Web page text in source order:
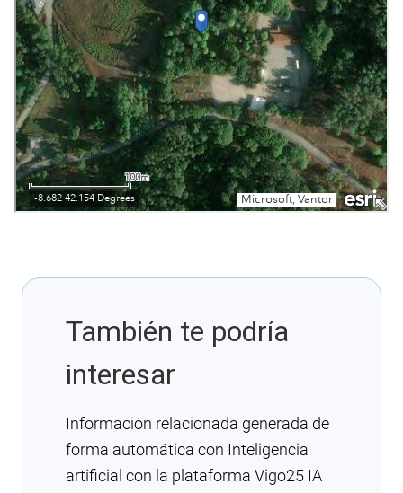
También te podría
interesar
Información relacionada generada de
forma automática con Inteligencia
artificial con la plataforma Vigo25 IA